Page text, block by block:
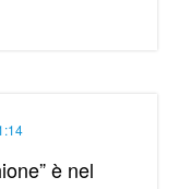
è nel